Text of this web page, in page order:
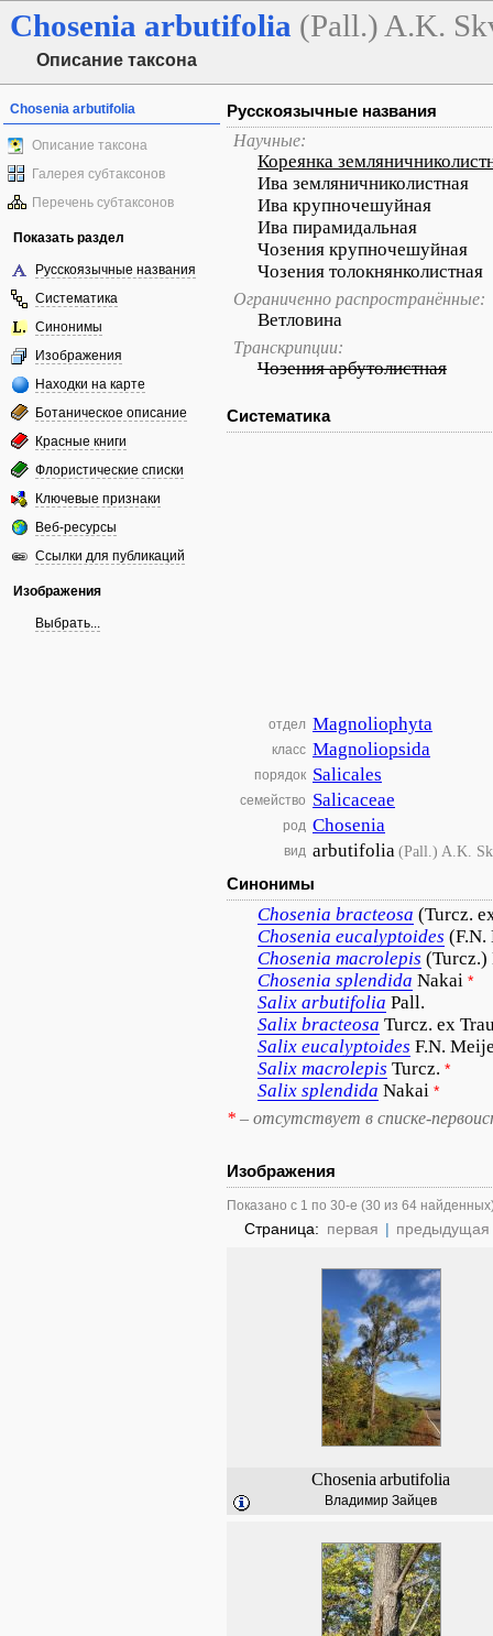
Chosenia arbutifolia (Pall.) A.K.
Описание таксона
Chosenia arbutifolia
Описание таксона
Галерея субтаксонов
Перечень субтаксонов
Показать раздел
Русскоязычные названия
Систематика
Синонимы
Изображения
Находки на карте
Ботаническое описание
Красные книги
Флористические списки
Ключевые признаки
Веб-ресурсы
Ссылки для публикаций
Изображения
Выбрать...
Русскоязычные названия
Научные:
Кореянка
Ива земляничниколистная
Ива крупночешуйная
Ива пирамидальная
Чозения крупночешуйная
Чозения толокнянколистная
Ограниченно распространённые:
Ветловина
Транскрипции:
Чозения арбутолистная
Систематика
отдел Magnoliophyta
класс Magnoliopsida
порядок Salicales
семейство Salicaceae
род Chosenia
вид arbutifolia(Pall.) A.K.
Синонимы
Chosenia bracteosa (Turcz.
Chosenia eucalyptoides (F.N.
Chosenia macrolepis (Turcz.)
Chosenia splendida Nakai *
Salix arbutifolia Pall.
Salix bracteosa Turcz. ex
Salix eucalyptoides F.N.
Salix macrolepis Turcz. *
Salix splendida Nakai *
* – отсутствует в списке-
Изображения
Показано с 1 по 30-е (30 из 64
Страница: первая | предыдущая
Chosenia arbutifolia
Владимир Зайцев